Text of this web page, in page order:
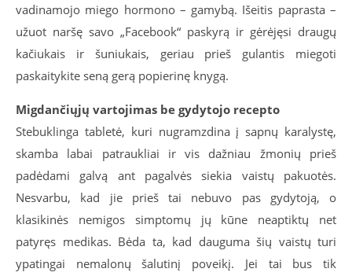
vadinamojo miego hormono – gamybą. Išeitis paprasta –
užuot naršę savo „Facebook“ paskyrą ir gėrėjęsi draugų
kačiukais ir šuniukais, geriau prieš gulantis miegoti
paskaitykite seną gerą popierinę knygą.
Migdančiųjų vartojimas be gydytojo recepto
Stebuklinga tabletė, kuri nugramzdina į sapnų karalystę,
skamba labai patraukliai ir vis dažniau žmonių prieš
padėdami galvą ant pagalvės siekia vaistų pakuotės.
Nesvarbu, kad jie prieš tai nebuvo pas gydytoją, o
klasikinės nemigos simptomų jų kūne neaptiktų net
patyręs medikas. Bėda ta, kad dauguma šių vaistų turi
ypatingai nemalonų šalutinį poveikį. Jei tai bus tik